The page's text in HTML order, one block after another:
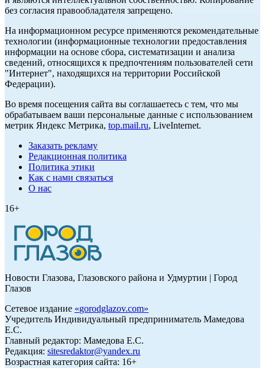
без согласия правообладателя запрещено.
На информационном ресурсе применяются рекомендательные
технологии (информационные технологии предоставления
информации на основе сбора, систематизации и анализа
сведений, относящихся к предпочтениям пользователей сети
"Интернет", находящихся на территории Российской
Федерации).
Во время посещения сайта вы соглашаетесь с тем, что мы
обрабатываем ваши персональные данные с использованием
метрик Яндекс Метрика, top.mail.ru, LiveInternet.
Заказать рекламу
Редакционная политика
Политика этики
Как с нами связаться
О нас
16+
Новости Глазова, Глазовского района и Удмуртии | Город
Глазов
Сетевое издание «gorodglazov.com»
Учредитель Индивидуальный предприниматель Мамедова
Е.С.
Главный редактор: Мамедова Е.С.
Редакция: sitesredaktor@yandex.ru
Возрастная категория сайта: 16+